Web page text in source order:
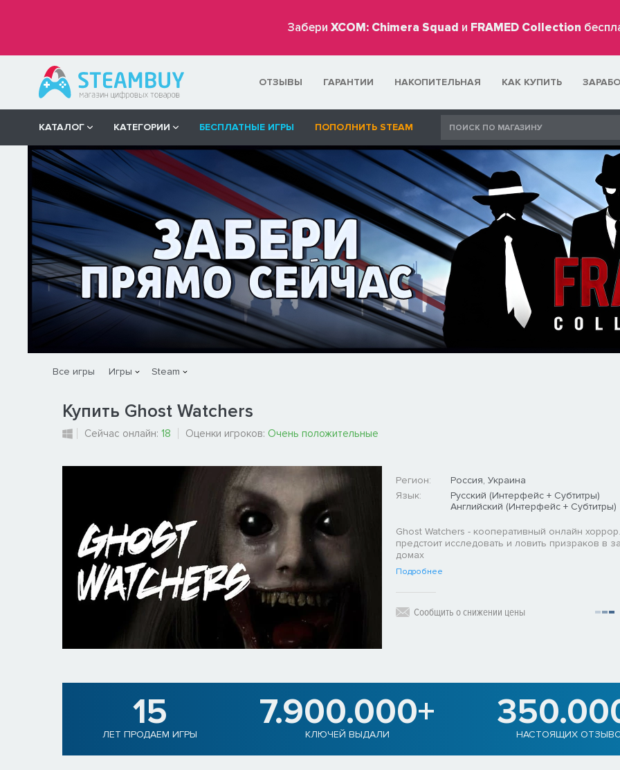
Забери XCOM: Chimera Squad и FRAMED Collection
ОТЗЫВЫ ГАРАНТИИ НАКОПИТЕЛЬНАЯ КАК КУПИТЬ
КАТАЛОГ КАТЕГОРИИ БЕСПЛАТНЫЕ ИГРЫ ПОПОЛНИТЬ STEAM
Все игры Игры Steam
Купить Ghost Watchers
Сейчас онлайн: 18 Оценки игроков: Очень положительные
Регион:
Россия, Украина
Язык:
Русский (Интерфейс + Субтитры)
Английский (Интерфейс + Субтитры)
Ghost Watchers - кооперативный онлайн
предстоит исследовать и ловить призраков в
домах
Подробнее
Сообщить о снижении цены
15
ЛЕТ ПРОДАЕМ ИГРЫ
7.900.000+
КЛЮЧЕЙ ВЫДАЛИ НАСТОЯЩИХ